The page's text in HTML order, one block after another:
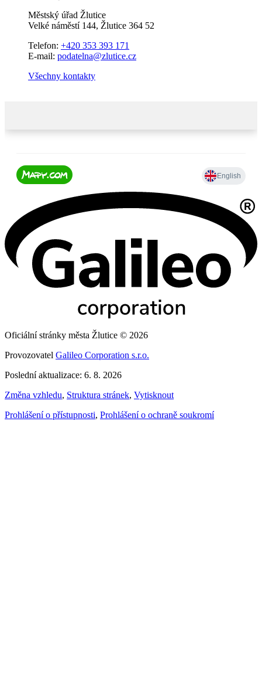
Městský úřad Žlutice
Velké náměstí 144, Žlutice 364 52
Telefon: +420 353 393 171
E-mail: podatelna@zlutice.cz
Všechny kontakty
Oficiální stránky města Žlutice © 2026
Provozovatel Galileo Corporation s.r.o.
Poslední aktualizace: 6. 8. 2026
Změna vzhledu, Struktura stránek, Vytisknout
Prohlášení o přístupnosti, Prohlášení o ochraně soukromí